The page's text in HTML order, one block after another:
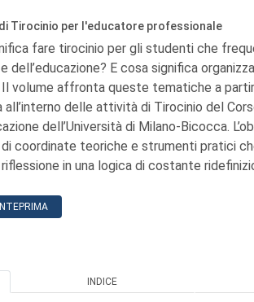
Tirocinio per l'educatore professionale
fare tirocinio per gli studenti che
dell’educazione? E cosa significa
volume affronta queste tematiche a
all’interno delle attività di Tirocinio del
dell’Università di Milano-Bicocca.
coordinate teoriche e strumenti pratici
in una logica di costante
INDICE